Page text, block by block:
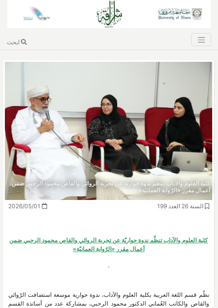
ابحث
كلية العلوم والآداب تنظّم ندوة حواريّة عن تجربة الروائي والقاص محمود الرحبي ضمن
أعمال مقرر «الرّواية العمانيّة»
السنة 26 العدد 199
كلية العلوم والآداب تنظّم ندوة حواريّة عن تجربة الروائي والقاص محمود الرحبي ضمن
أعمال مقرر «الرّواية العمانيّة»
نظّم قسم اللغة العربية بكلية العلوم والآداب، ندوة حوارية موسعة استضافت الرّوائي
والقاص والكاتب العُماني الدكتور محمود الرحبي، بمشاركة عدد من أساتذة القسم